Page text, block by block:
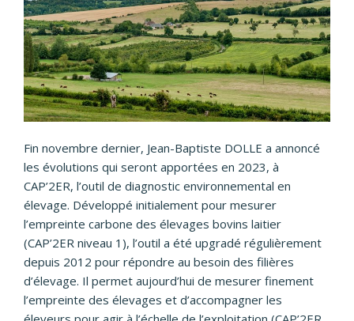
Fin novembre dernier, Jean-Baptiste DOLLE a annoncé
les évolutions qui seront apportées en 2023, à
CAP’2ER, l’outil de diagnostic environnemental en
élevage. Développé initialement pour mesurer
l’empreinte carbone des élevages bovins laitier
(CAP’2ER niveau 1), l’outil a été upgradé régulièrement
depuis 2012 pour répondre au besoin des filières
d’élevage. Il permet aujourd’hui de mesurer finement
l’empreinte des élevages et d’accompagner les